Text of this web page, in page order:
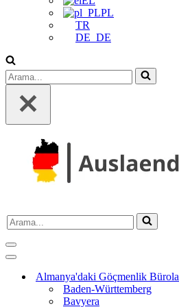
PL
TR
DE_DE
Arama...
Arama...
Dolaşım
menüsü
Dolaşım
menüsüAlmanya'daki Göçmenlik
Baden-Württemberg
Bavyera